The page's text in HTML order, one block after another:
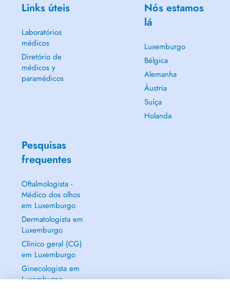
Links úteis
Laboratórios
médicos
Diretório de
médicos y
paramédicos
Nós estamos
lá
Luxemburgo
Bélgica
Alemanha
Áustria
Suíça
Holanda
Pesquisas
frequentes
Oftalmologista -
Médico dos olhos
em Luxemburgo
Dermatologista em
Luxemburgo
Clínico geral (CG)
em Luxemburgo
Ginecologista em
Luxemburgo